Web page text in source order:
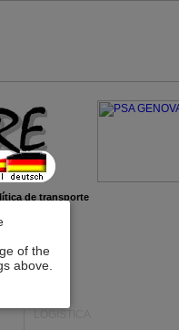
of the
above.
de transporte
LOGÍSTICA